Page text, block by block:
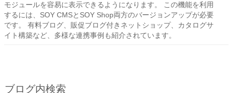
モジュールを容易に表示できるようになります。 この機能を利用
するには、SOY CMSとSOY Shop両方のバージョンアップが必要
です。 有料ブログ、販促ブログ付きネットショップ、カタログサ
イト構築など、多様な連携事例も紹介されています。
ブログ内検索